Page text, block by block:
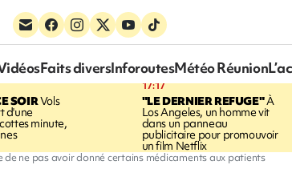
Faits diversInforoutesMétéo Réunion
SOIRVols
d'une
minute,
17:17
"LE DERNIER REFUGE"À
Los Angeles, un homme vit
dans un panneau
publicitaire pour promouvoir
un film Netflix
de ne pas avoir donné certains médicaments aux patients